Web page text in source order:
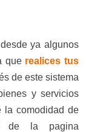
ya algunos
que realices tus
de este sistema
y servicios
la comodidad de
de la pagina